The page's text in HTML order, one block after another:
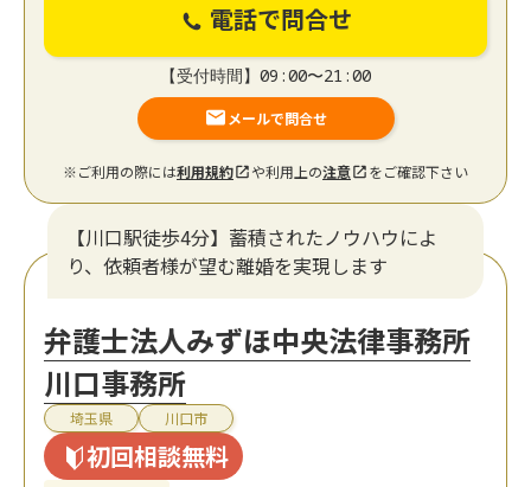
電話で問合せ
【受付時間】09:00〜21:00
メールで問合せ
※ご利用の際には利用規約 や利用上の注意 をご確認下さい
【川口駅徒歩4分】蓄積されたノウハウによ
り、依頼者様が望む離婚を実現します
弁護士法人みずほ中央法律事務所
川口事務所
埼玉県 川口市
初回相談無料